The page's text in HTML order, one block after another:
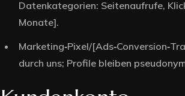
Datenkategorien: Seitenaufrufe,
Monate].
Marketing‑Pixel/
durch uns; Profile bleiben